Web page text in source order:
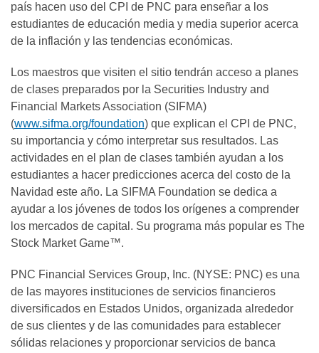
país hacen uso del CPI de PNC para enseñar a los
estudiantes de educación media y media superior acerca
de la inflación y las tendencias económicas.
Los maestros que visiten el sitio tendrán acceso a planes
de clases preparados por la Securities Industry and
Financial Markets Association (SIFMA)
(www.sifma.org/foundation) que explican el CPI de PNC,
su importancia y cómo interpretar sus resultados. Las
actividades en el plan de clases también ayudan a los
estudiantes a hacer predicciones acerca del costo de la
Navidad este año. La SIFMA Foundation se dedica a
ayudar a los jóvenes de todos los orígenes a comprender
los mercados de capital. Su programa más popular es The
Stock Market Game™.
PNC Financial Services Group, Inc. (NYSE: PNC) es una
de las mayores instituciones de servicios financieros
diversificados en Estados Unidos, organizada alrededor
de sus clientes y de las comunidades para establecer
sólidas relaciones y proporcionar servicios de banca